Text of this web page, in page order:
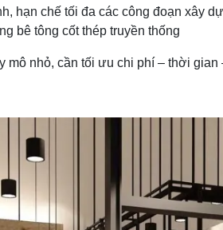
hạn chế tối đa các công đoạn xây
bê tông cốt thép truyền thống
nhỏ, cần tối ưu chi phí – thời gian